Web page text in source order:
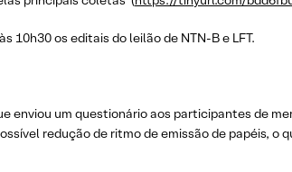
10h30 os editais do leilão de NTN-B e LFT.
enviou um questionário aos participantes de
redução de ritmo de emissão de papéis, o